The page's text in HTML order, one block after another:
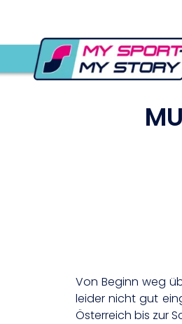
Von Beginn weg
leider nicht gut
Österreich bis zur